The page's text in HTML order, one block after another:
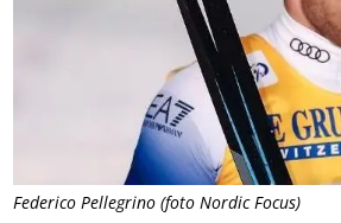
Federico Pellegrino (foto Nordic Focus)